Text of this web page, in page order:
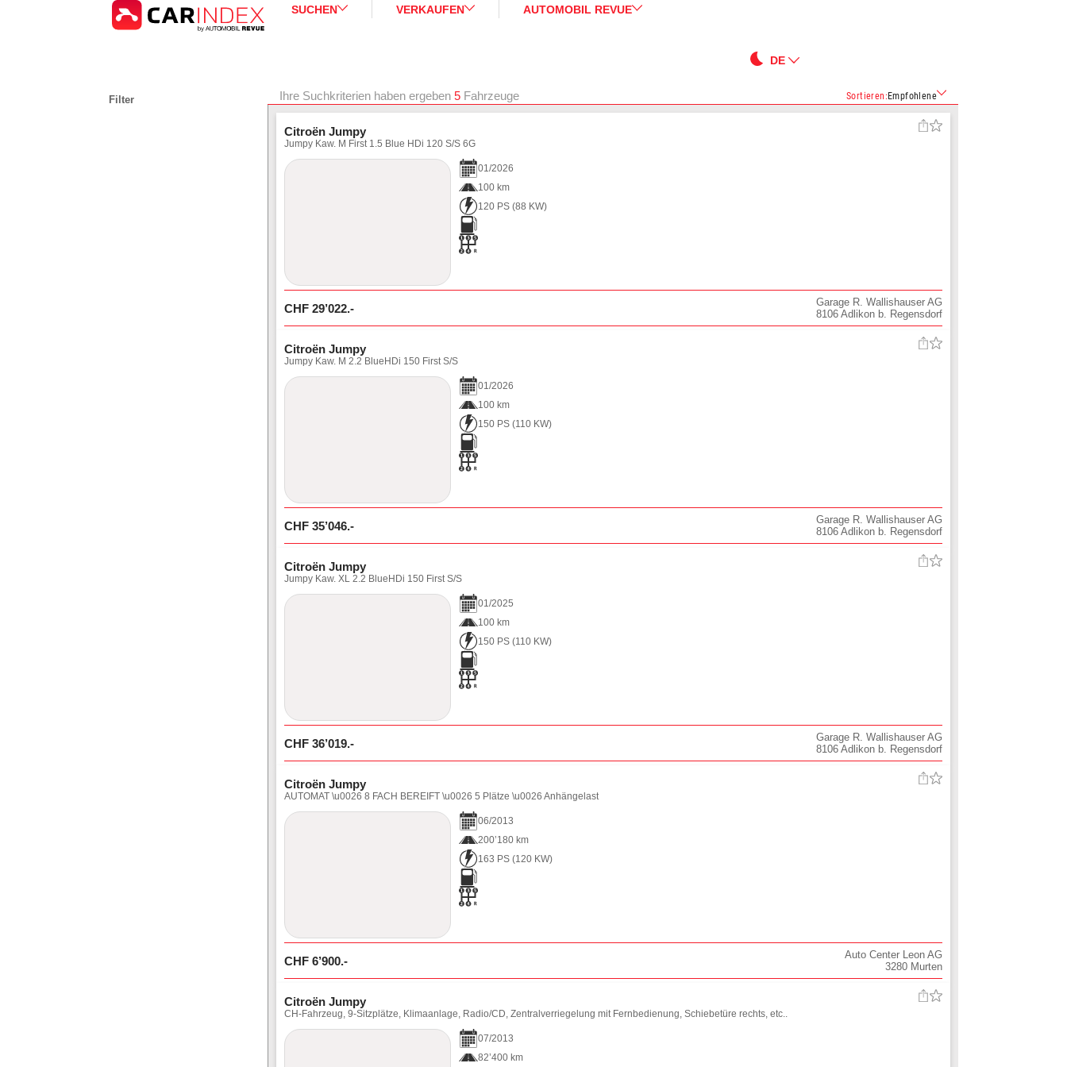
SUCHEN VERKAUFEN AUTOMOBIL REVUE
DE
Filter Ihre Suchkriterien haben ergeben 5 Fahrzeuge Sortieren : Empfohlene
Citroën Jumpy
Jumpy Kaw. M First 1.5 Blue HDi 120 S/S 6G
01/2026
100 km
120 PS (88 KW)
CHF 29’022.-
Garage R. Wallishauser AG
8106 Adlikon b. Regensdorf
Citroën Jumpy
Jumpy Kaw. M 2.2 BlueHDi 150 First S/S
01/2026
100 km
150 PS (110 KW)
CHF 35’046.-
Garage R. Wallishauser AG
8106 Adlikon b. Regensdorf
Citroën Jumpy
Jumpy Kaw. XL 2.2 BlueHDi 150 First S/S
01/2025
100 km
150 PS (110 KW)
CHF 36’019.-
Garage R. Wallishauser AG
8106 Adlikon b. Regensdorf
Citroën Jumpy
AUTOMAT \u0026 8 FACH BEREIFT \u0026 5 Plätze \u0026 Anhängelast
06/2013
200’180 km
163 PS (120 KW)
CHF 6’900.-
Auto Center Leon AG
3280 Murten
Citroën Jumpy
CH-Fahrzeug, 9-Sitzplätze, Klimaanlage, Radio/CD, Zentralverriegelung mit Fernbedienung, Schiebetüre rechts, etc..
07/2013
82’400 km